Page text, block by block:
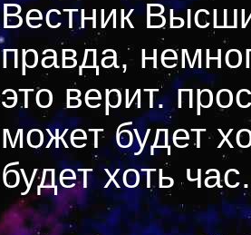
Вестник
правда,
это верит.
может будет
будет хоть